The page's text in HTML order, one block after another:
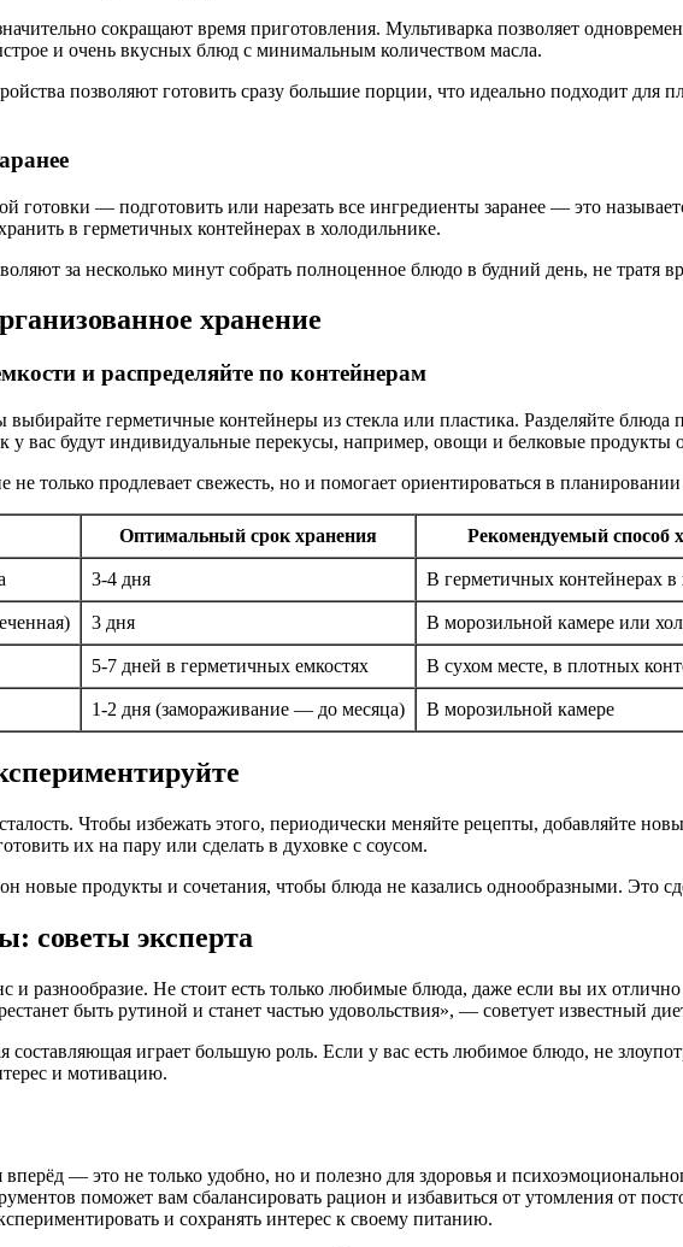
сокращают время приготовления. Мультиварка позволяет
и очень вкусных блюд с минимальным количеством масла.
позволяют готовить сразу большие порции, что идеально подходит для
— подготовить или нарезать все ингредиенты заранее — это
в герметичных контейнерах в холодильнике.
за несколько минут собрать полноценное блюдо в будний день, не тратя
хранение
и распределяйте по контейнерам
герметичные контейнеры из стекла или пластика. Разделяйте
у вас будут индивидуальные перекусы, например, овощи и белковые продукты
не только продлевает свежесть, но и помогает ориентироваться в
Оптимальный срок хранения Рекомендуемый способ
3-4 дня В герметичных контейнерах в
3 дня В морозильной камере или
5-7 дней в герметичных емкостях В сухом месте, в плотных
1-2 дня (замораживание — до месяца) В морозильной камере
Чтобы избежать этого, периодически меняйте рецепты, добавляйте
их на пару или сделать в духовке с соусом.
новые продукты и сочетания, чтобы блюда не казались однообразными. Это
советы эксперта
и разнообразие. Не стоит есть только любимые блюда, даже если вы их
быть рутиной и станет частью удовольствия», — советует известный
составляющая играет большую роль. Если у вас есть любимое блюдо, не
и мотивацию.
— это не только удобно, но и полезно для здоровья и
поможет вам сбалансировать рацион и избавиться от утомления от
и сохранять интерес к своему питанию.